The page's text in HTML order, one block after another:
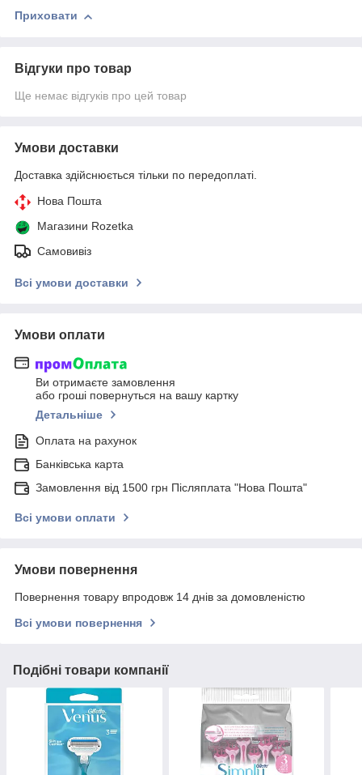
Приховати
Відгуки про товар
Ще немає відгуків про цей товар
Умови доставки
Доставка здійснюється тільки по передоплаті.
Нова Пошта
Магазини Rozetka
Самовивіз
Всі умови доставки
Умови оплати
Ви отримаєте замовлення
або гроші повернуться на вашу картку
Детальніше
Оплата на рахунок
Банківська карта
Замовлення від 1500 грн Післяплата "Нова Пошта"
Всі умови оплати
Умови повернення
Повернення товару впродовж 14 днів за домовленістю
Всі умови повернення
Подібні товари компанії